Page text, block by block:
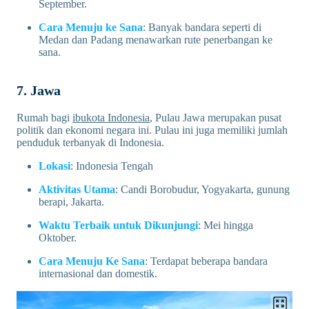
September.
Cara Menuju ke Sana: Banyak bandara seperti di
Medan dan Padang menawarkan rute penerbangan ke
sana.
7. Jawa
Rumah bagi ibukota Indonesia, Pulau Jawa merupakan pusat
politik dan ekonomi negara ini. Pulau ini juga memiliki jumlah
penduduk terbanyak di Indonesia.
Lokasi: Indonesia Tengah
Aktivitas Utama: Candi Borobudur, Yogyakarta, gunung
berapi, Jakarta.
Waktu Terbaik untuk Dikunjungi: Mei hingga
Oktober.
Cara Menuju Ke Sana: Terdapat beberapa bandara
internasional dan domestik.